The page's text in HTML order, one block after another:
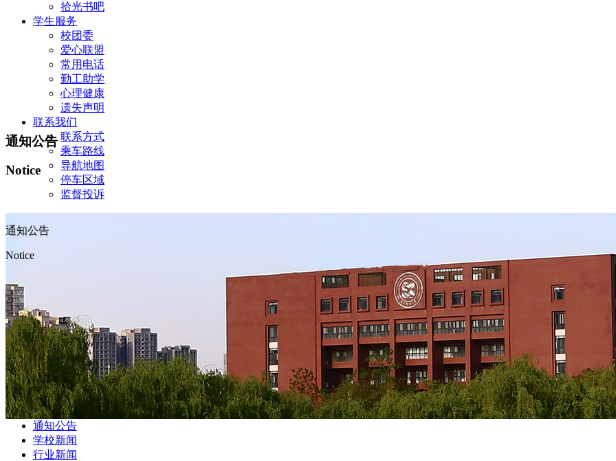
拾光书吧
学生服务
校团委
爱心联盟
常用电话
勤工助学
心理健康
遗失声明
联系我们
联系方式
乘车路线
导航地图
停车区域
监督投诉
通知公告
Notice
通知公告
Notice
通知公告
学校新闻
行业新闻